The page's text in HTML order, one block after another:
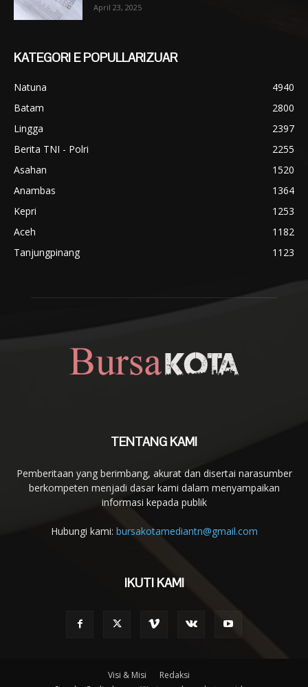
April 23, 2025
KATEGORI E POPULLARIZUAR
Natuna
4940
Batam
2800
Lingga
2397
Berita TNI - Polri
2255
Asahan
1520
Anambas
1364
Kepri
1253
Aceh
1182
Tanjungpinang
1123
TENTANG KAMI
Pemberitaan yang berimbang, akurat dan disertai narasumber
berkompeten menjadi dasar kami dalam menyampaikan
informasi kepada publik
Hubungi kami: bursakotamediantn@gmail.com
IKUTI KAMI
Visi & Misi
Redaksi